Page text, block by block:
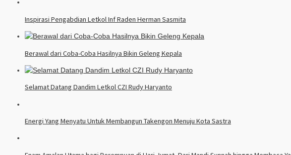
Inspirasi Pengabdian Letkol Inf Raden Herman Sasmita
Berawal dari Coba-Coba Hasilnya Bikin Geleng Kepala
Selamat Datang Dandim Letkol CZI Rudy Haryanto
Energi Yang Menyatu Untuk Membangun Takengon Menuju Kota Sastra